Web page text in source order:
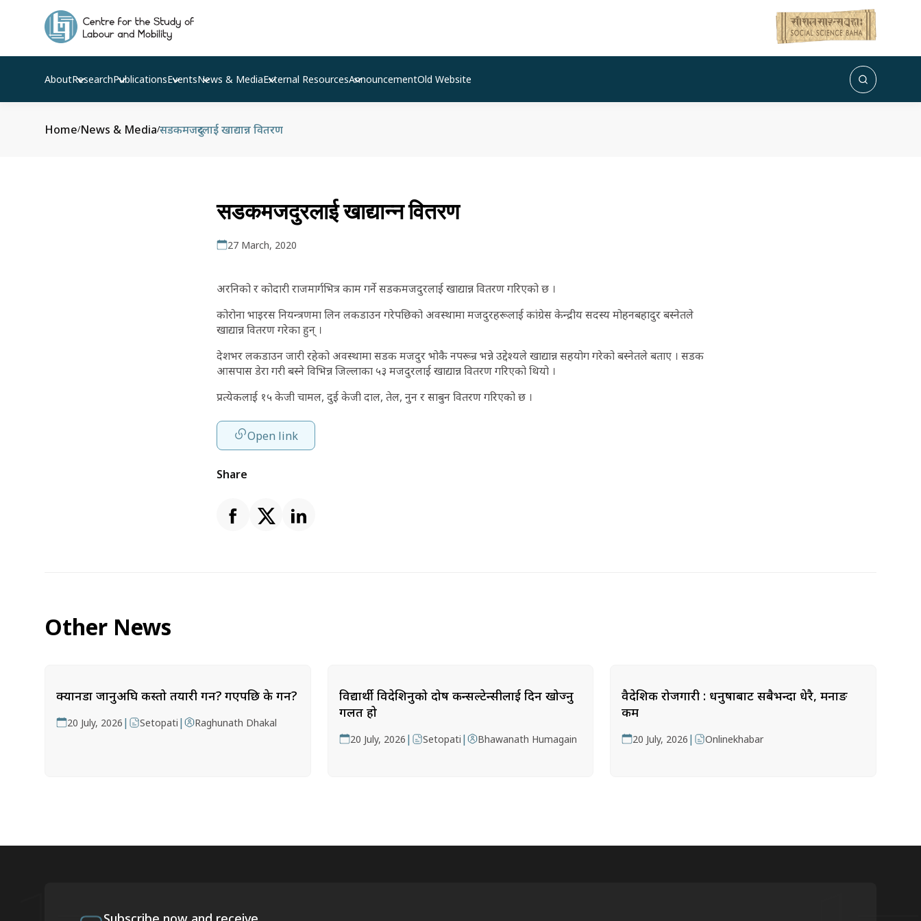
AboutResearchPublicationsEventsNews & MediaExternal ResourcesAnnouncementOld Website
Home/News & Media/सडकमजदुरलाई खाद्यान्न वितरण
सडकमजदुरलाई खाद्यान्न वितरण
27 March, 2020
अरनिको र कोदारी राजमार्गभित्र काम गर्ने सडकमजदुरलाई खाद्यान्न वितरण गरिएको छ ।
कोरोना भाइरस नियन्त्रणमा लिन लकडाउन गरेपछिको अवस्थामा मजदुरहरूलाई कांग्रेस केन्द्रीय सदस्य मोहनबहादुर बस्नेतले
खाद्यान्न वितरण गरेका हुन् ।
देशभर लकडाउन जारी रहेको अवस्थामा सडक मजदुर भोकै नपरून्र भन्ने उद्देश्यले खाद्यान्न सहयोग गरेको बस्नेतले बताए । सडक
आसपास डेरा गरी बस्ने विभिन्न जिल्लाका ५३ मजदुरलाई खाद्यान्न वितरण गरिएको थियो ।
प्रत्येकलाई १५ केजी चामल, दुई केजी दाल, तेल, नुन र साबुन वितरण गरिएको छ ।
Open link
Share
Other News
क्यानडा जानुअघि कस्तो तयारी गर्ने? गएपछि के गर्ने?
20 July, 2026 | Setopati | Raghunath Dhakal
विद्यार्थी विदेशिनुको दोष कन्सल्टेन्सीलाई दिन खोज्नु
गलत हो
20 July, 2026 | Setopati | Bhawanath Humagain
वैदेशिक रोजगारी : धनुषाबाट सबैभन्दा धेरै, मनाङ
कम
20 July, 2026 | Onlinekhabar